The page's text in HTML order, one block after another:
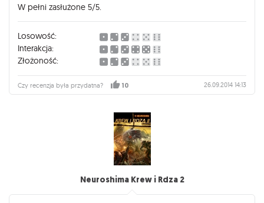
W pełni zasłużone 5/5.
Losowość:
Interakcja:
Złożoność:
Czy recenzja była przydatna? 10 26.09.2014 14:13
Neuroshima Krew i Rdza 2